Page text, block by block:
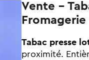
Vente - Tabac - Rôtisserie - Boulangerie - Pâtisserie - Cave à vins -
Tabac presse
proximité.